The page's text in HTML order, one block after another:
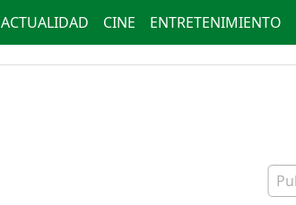
ACTUALIDAD CINE ENTRETENIMIENTO